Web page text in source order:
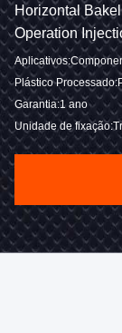
Horizontal
Operation
Production
Plástico
Garantia:1 ano
Unidade de